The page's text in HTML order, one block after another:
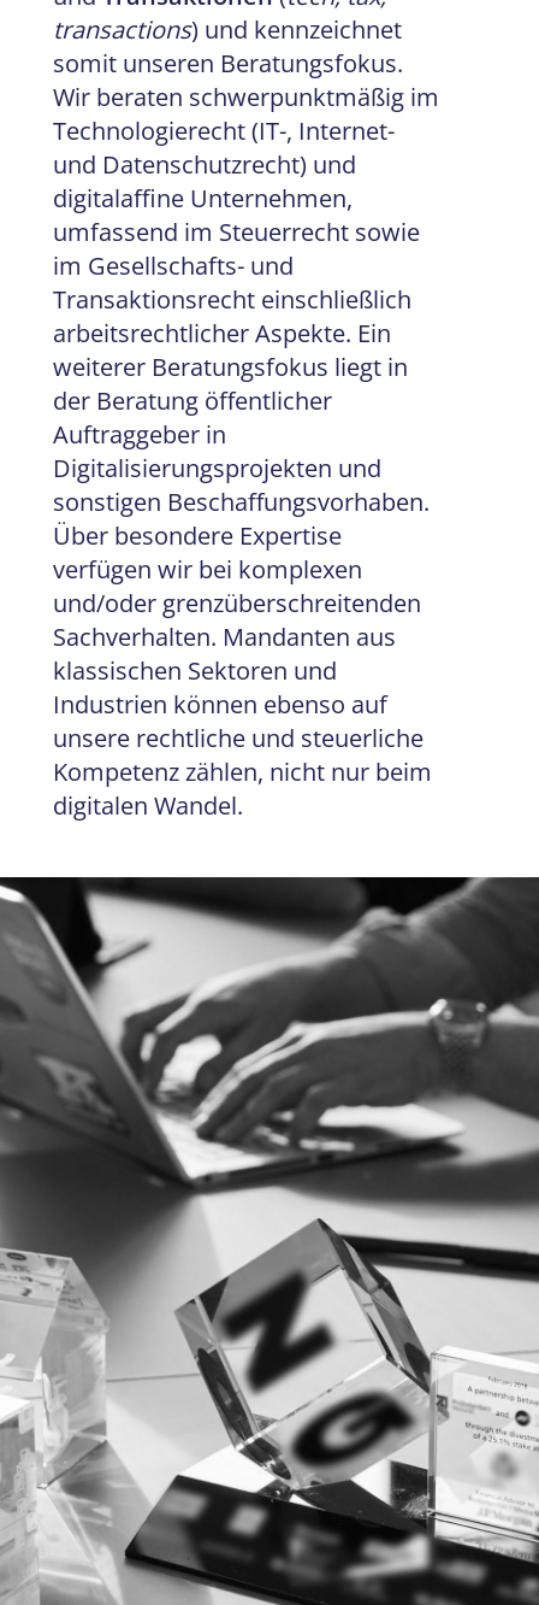
transactions) und kennzeichnet
somit unseren Beratungsfokus.
Wir beraten schwerpunktmäßig im
Technologierecht (IT-, Internet-
und Datenschutzrecht) und
digitalaffine Unternehmen,
umfassend im Steuerrecht sowie
im Gesellschafts- und
Transaktionsrecht einschließlich
arbeitsrechtlicher Aspekte. Ein
weitererBeratungsfokus liegt in
der Beratung öffentlicher
Auftraggeber in
Digitalisierungsprojekten und
sonstigen Beschaffungsvorhaben.
Über besondere Expertise
verfügen wir bei komplexen
und/oder grenzüberschreitenden
Sachverhalten. Mandanten aus
klassischen Sektoren und
Industrien können ebenso auf
unsere rechtliche und steuerliche
Kompetenz zählen, nicht nur beim
digitalen Wandel.